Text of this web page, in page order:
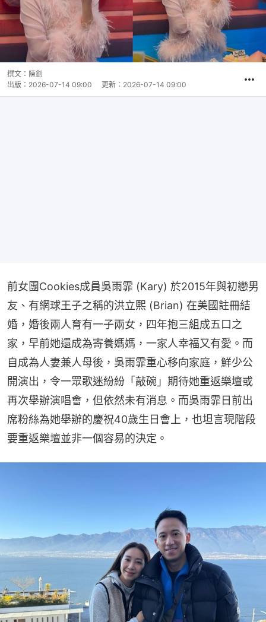
撰文： 陳釗
出版： 2026-07-14 09:00 更新： 2026-07-14 09:00
前女團Cookies成員吳雨霏 (Kary) 於2015年與初戀男
友、有網球王子之稱的洪立熙 (Brian) 在美國註冊結
婚，婚後兩人育有一子兩女，四年抱三組成五口之
家，早前她還成為寄養媽媽，一家人幸福又有愛。而
自成為人妻兼人母後，吳雨霏重心移向家庭，鮮少公
開演出，令一眾歌迷紛紛「敲碗」期待她重返樂壇或
再次舉辦演唱會，但依然未有消息。而吳雨霏日前出
席粉絲為她舉辦的慶祝40歲生日會上，也坦言現階段
要重返樂壇並非一個容易的決定。